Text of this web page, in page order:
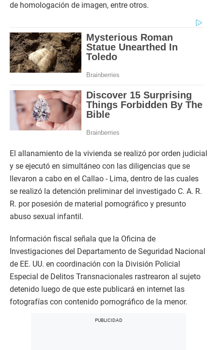
de homologación de imagen, entre otros.
El allanamiento de la vivienda se realizó por orden judicial
y se ejecutó en simultáneo con las diligencias que se
llevaron a cabo en el Callao - Lima, dentro de las cuales
se realizó la detención preliminar del investigado C. A. R.
R. por posesión de material pornográfico y presunto
abuso sexual infantil.
Información fiscal señala que la Oficina de
Investigaciones del Departamento de Seguridad Nacional
de EE. UU. en coordinación con la División Policial
Especial de Delitos Transnacionales rastrearon al sujeto
detenido luego de que este publicará en internet las
fotografías con contenido pornográfico de la menor.